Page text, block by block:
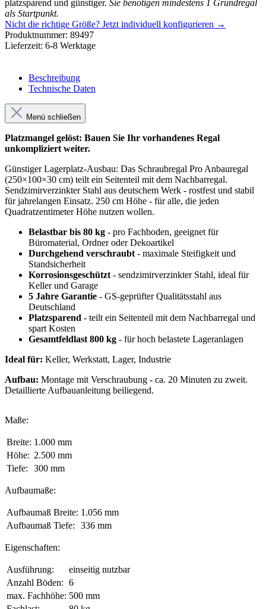
platzsparend und günstiger. Sie benötigen mindestens 1 Grundregal
als Startpunkt.
Nicht die richtige Größe? Jetzt individuell konfigurieren →
Produktnummer: 89497
Lieferzeit: 6-8 Werktage
Beschreibung
Technische Daten
Menü schließen
Platzmangel gelöst: Bauen Sie Ihr vorhandenes Regal
unkompliziert weiter.
Günstiger Lagerplatz-Ausbau: Das Schraubregal Pro Anbauregal
(250×100×30 cm) teilt ein Seitenteil mit dem Nachbarregal.
Sendzimirverzinkter Stahl aus deutschem Werk - rostfest und stabil
für jahrelangen Einsatz. 250 cm Höhe - für alle, die jeden
Quadratzentimeter Höhe nutzen wollen.
Belastbar bis 80 kg - pro Fachboden, geeignet für
Büromaterial, Ordner oder Dekoartikel
Durchgehend verschraubt- maximale Steifigkeit und
Standsicherheit
Korrosionsgeschützt- sendzimirverzinkter Stahl, ideal für
Keller und Garage
5 Jahre Garantie - GS-geprüfter Qualitätsstahl aus
Deutschland
Platzsparend - teilt ein Seitenteil mit dem Nachbarregal und
spart Kosten
Gesamtfeldlast 800 kg - für hoch belastete Lageranlagen
Ideal für: Keller, Werkstatt, Lager, Industrie
Aufbau: Montage mit Verschraubung - ca. 20 Minuten zu zweit.
Detaillierte Aufbauanleitung beiliegend.
Maße:
Breite: 1.000 mm
Höhe: 2.500 mm
Tiefe:
300 mm
Aufbaumaße:
Aufbaumaß Breite: 1.056 mm
Aufbaumaß Tiefe:
336 mm
Eigenschaften:
Ausführung:
einseitig nutzbar
Anzahl Böden: 6
max. Fachhöhe: 500 mm